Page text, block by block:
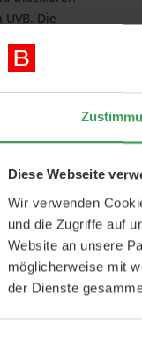
Diese Webseite
Wir verwenden
und die Zugriffe auf
Website an unsere
möglicherweise mit
der Dienste
UVB. Die
aus
Z-Cote
Serie ist
beliebt
Mal in
der
und ohne
und